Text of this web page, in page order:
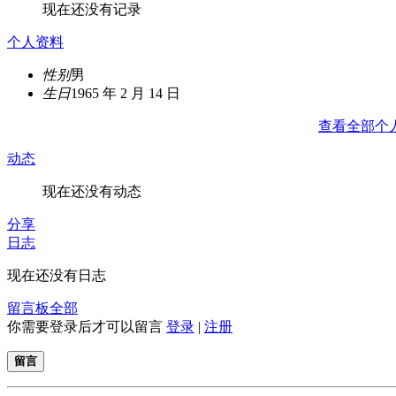
现在还没有记录
个人资料
性别男
生日1965 年 2 月 14 日
查看全部个
动态
现在还没有动态
分享
日志
现在还没有日志
留言板全部
你需要登录后才可以留言 登录 | 注册
留言